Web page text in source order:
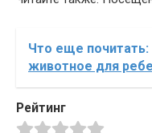
Что еще почитать:
животное для
Рейтинг